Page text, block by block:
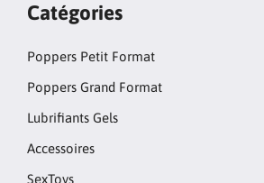
Catégories
Poppers Petit Format
Poppers Grand Format
Lubrifiants Gels
Accessoires
SexToys